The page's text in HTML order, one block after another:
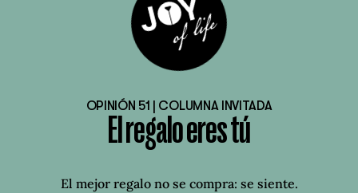
OPINIÓN 51 | COLUMNA INVITADA
El regalo eres tú
El mejor regalo no se compra: se siente.